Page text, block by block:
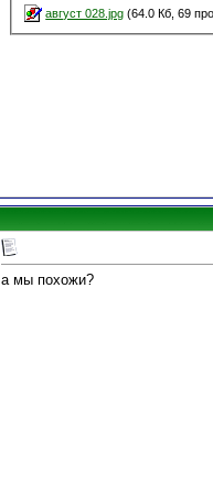
август 028.jpg (64.0 Кб, 69
а мы похожи?